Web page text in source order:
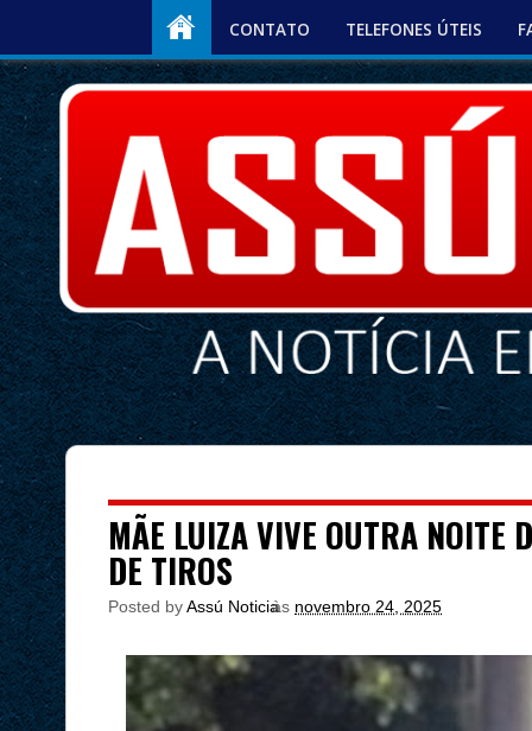
CONTATO TELEFONES ÚTEIS
MÃE LUIZA VIVE OUTRA NOITE
DE TIROS
Posted byAssú Noticia
às novembro 24, 2025